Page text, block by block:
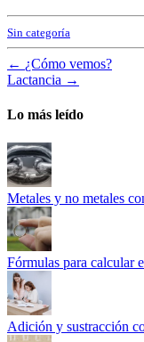
Sin categoría
← ¿Cómo vemos?
Lactancia →
Lo más leído
Metales y no metales
Fórmulas para calcular
Adición y sustracción